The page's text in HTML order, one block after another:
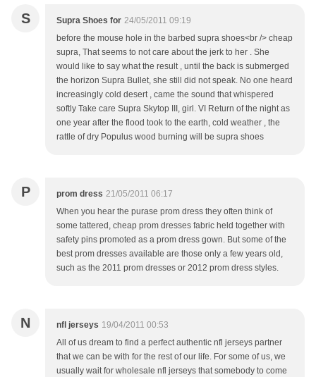
S Supra Shoes for 24/05/2011 09:19
before the mouse hole in the barbed supra shoes<br /> cheap
supra, That seems to not care about the jerk to her . She
would like to say what the result , until the back is submerged
the horizon Supra Bullet, she still did not speak. No one heard
increasingly cold desert , came the sound that whispered
softly Take care Supra Skytop III, girl. VI Return of the night as
one year after the flood took to the earth, cold weather , the
rattle of dry Populus wood burning will be supra shoes
P prom dress 21/05/2011 06:17
When you hear the purase prom dress they often think of
some tattered, cheap prom dresses fabric held together with
safety pins promoted as a prom dress gown. But some of the
best prom dresses available are those only a few years old,
such as the 2011 prom dresses or 2012 prom dress styles.
N nfl jerseys 19/04/2011 00:53
All of us dream to find a perfect authentic nfl jerseys partner
that we can be with for the rest of our life. For some of us, we
usually wait for wholesale nfl jerseys that somebody to come